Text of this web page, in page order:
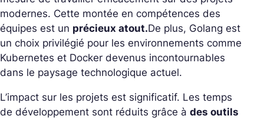
modernes. Cette montée en compétences des
équipes est un précieux atout.De plus, Golang est
un choix privilégié pour les environnements comme
Kubernetes et Docker devenus incontournables
dans le paysage technologique actuel.
L’impact sur les projets est significatif. Les temps
de développement sont réduits grâce à des outils